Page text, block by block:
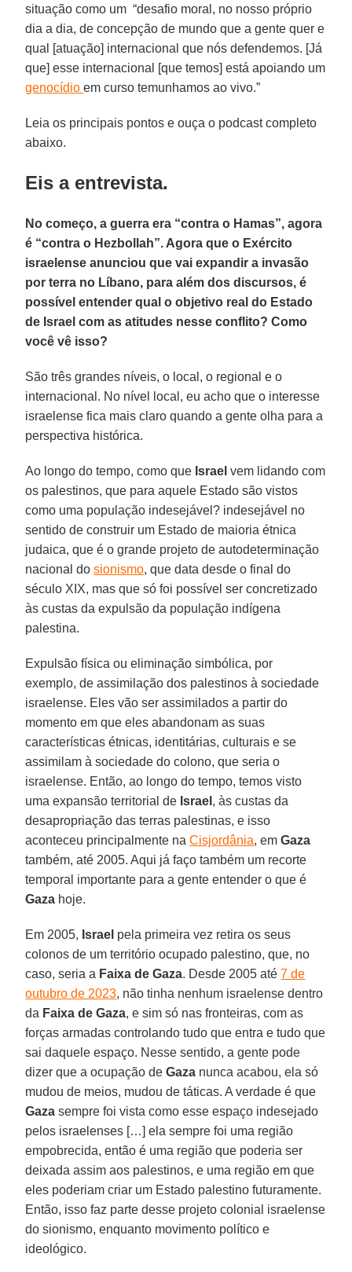
situação como um “desafio moral, no nosso próprio
dia a dia, de concepção de mundo que a gente quer e
qual [atuação] internacional que nós defendemos. [Já
que] esse internacional [que temos] está apoiando um
genocídioem curso temunhamos ao vivo.”
Leia os principais pontos e ouça o podcast completo
abaixo.
Eis a entrevista.
No começo, a guerra era “contra o Hamas”, agora
é “contra o Hezbollah”. Agora que o Exército
israelense anunciou que vai expandir a invasão
por terra no Líbano, para além dos discursos, é
possível entender qual o objetivo real do Estado
de Israel com as atitudes nesse conflito? Como
você vê isso?
São três grandes níveis, o local, o regional e o
internacional. No nível local, eu acho que o interesse
israelense fica mais claro quando a gente olha para a
perspectiva histórica.
Ao longo do tempo, como que Israel vem lidando com
os palestinos, que para aquele Estado são vistos
como uma população indesejável? indesejável no
sentido de construir um Estado de maioria étnica
judaica, que é o grande projeto de autodeterminação
nacional dosionismo, que data desde o final do
século XIX, mas que só foi possível ser concretizado
às custas da expulsão da população indígena
palestina.
Expulsão física ou eliminação simbólica, por
exemplo, de assimilação dos palestinos à sociedade
israelense. Eles vão ser assimilados a partir do
momento em que eles abandonam as suas
características étnicas, identitárias, culturais e se
assimilam à sociedade do colono, que seria o
israelense. Então, ao longo do tempo, temos visto
uma expansão territorial de Israel , às custas da
desapropriação das terras palestinas, e isso
aconteceu principalmente naCisjordânia, emGaza
também, até 2005. Aqui já faço também um recorte
temporal importante para a gente entender o que é
Gaza hoje.
Em 2005, Israel pela primeira vez retira os seus
colonos de um território ocupado palestino, que, no
caso, seria a Faixa de Gaza. Desde 2005 até7 de
outubro de 2023, não tinha nenhum israelense dentro
da Faixa de Gaza, e sim só nas fronteiras, com as
forças armadas controlando tudo que entra e tudo que
sai daquele espaço. Nesse sentido, a gente pode
dizer que a ocupação deGaza nunca acabou, ela só
mudou de meios, mudou de táticas. A verdade é que
Gaza sempre foi vista como esse espaço indesejado
pelos israelenses […] ela sempre foi uma região
empobrecida, então é uma região que poderia ser
deixada assim aos palestinos, e uma região em que
eles poderiam criar um Estado palestino futuramente.
Então, isso faz parte desse projeto colonial israelense
do sionismo, enquanto movimento político e
ideológico.